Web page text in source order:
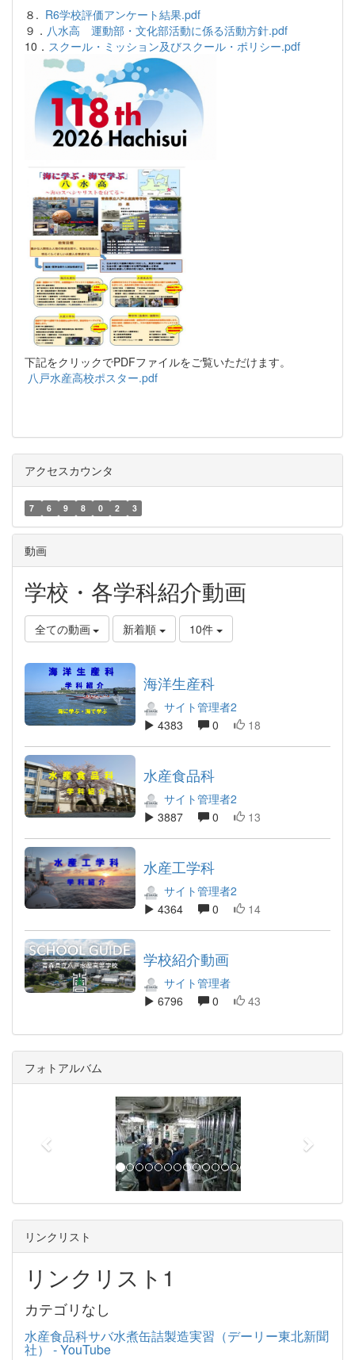
８. R6学校評価アンケート結果.pdf
９． 八水高 運動部・文化部活動に係る活動方針.pdf
10． スクール・ミッション及びスクール・ポリシー.pdf
下記をクリックでPDFファイルをご覧いただけます。
八戸水産高校ポスター.pdf
アクセスカウンタ
7 6 9 8 0 2 3
動画
学校・各学科紹介動画
全ての動画 新着順 10件
海洋生産科
サイト管理者2
4383
0 18
水産食品科
サイト管理者2
3887
0 13
水産工学科
サイト管理者2
4364
0 14
学校紹介動画
サイト管理者
6796
0 43
フォトアルバム
e
o
u
x
リンクリスト
リンクリスト1
カテゴリなし
水産食品科サバ水煮缶詰製造実習（デーリー東北新聞
社） - YouTube